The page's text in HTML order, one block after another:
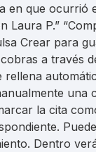
en que
Laura P.”
Crear para
a través
la cita
Dentro